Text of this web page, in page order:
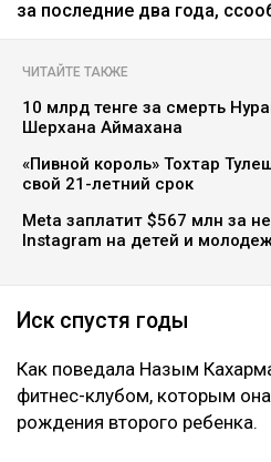
за последние два года,
ЧИТАЙТЕ ТАКЖЕ
10 млрд тенге за смерть
Шерхана Аймахана
«Пивной король» Тохтар
свой 21-летний срок
Meta заплатит $567 млн за
Instagram на детей и
Иск спустя годы
Как поведала Назым
фитнес-клубом, которым
рождения второго ребенка.